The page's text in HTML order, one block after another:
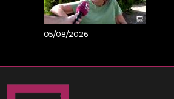
05/08/2026